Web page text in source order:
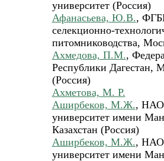
университет (Россия)
Афанасьева, Ю.В.,
селекционно-
питомниководства,
Ахмедова, П.М.,
Республики Дагестан,
(Россия)
Ахметова, М. Р.
Аширбеков, М.Ж., НАО
университет имени
Казахстан (Россия)
Аширбеков, М.Ж., НАО
университет имени